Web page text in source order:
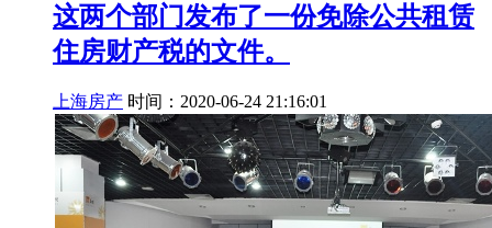
这两个部门发布了一份免除公共租赁
住房财产税的文件。
上海房产 时间：2020-06-24 21:16:01